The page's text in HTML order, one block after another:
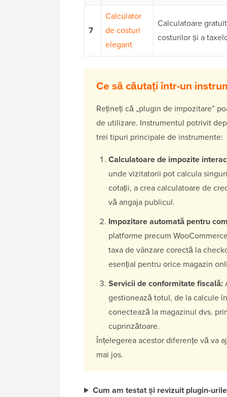
7
Calculator
de costuri
elegant
Calculatoare
costurilor și a
Ce să căutați într-un
Rețineți că „plugin de impozitare”
de utilizare. Instrumentul potrivit
trei tipuri principale de instrumente:
Calculatoare de impozite
unde vizitatorii pot calcula
cotații, a crea calculatoare de
vă angaja publicul.
Impozitare automată pentru
platforme precum
taxa de vânzare corectă la
esențial pentru orice magazin
Servicii de conformitate fiscală:
gestionează totul, de la calcule
conectează la magazinul dvs.
cuprinzătoare.
Înțelegerea acestor diferențe vă va
mai jos.
Cum am testat și revizuit plugin-